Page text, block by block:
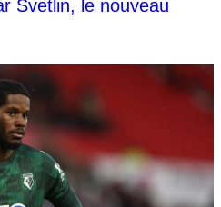
Svetlin, le nouveau